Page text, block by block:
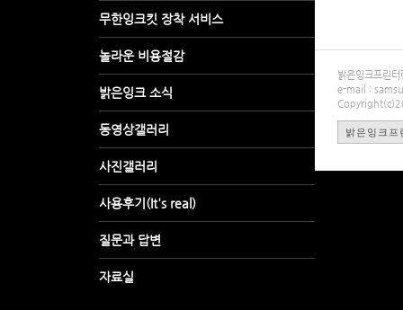
밝은잉크프
e-mail :
밝은잉크프